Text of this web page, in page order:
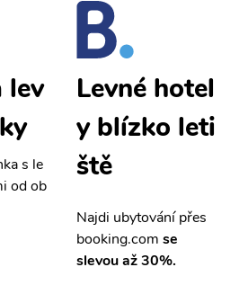
lev
s le
od ob
Levné hotel
y blízko leti
ště
Najdi ubytování přes
booking.com se
slevou až 30%.